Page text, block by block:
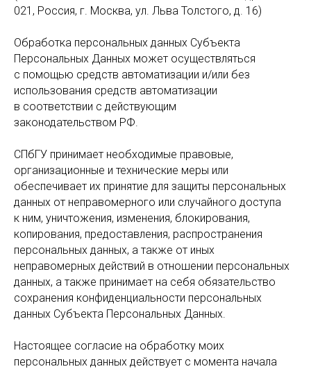
021, Россия, г. Москва, ул. Льва Толстого, д. 16)
Обработка персональных данных Субъекта
Персональных Данных может осуществляться
с помощью средств автоматизации и/или без
использования средств автоматизации
в соответствии с действующим
законодательством РФ.
СПбГУ принимает необходимые правовые,
организационные и технические меры или
обеспечивает их принятие для защиты персональных
данных от неправомерного или случайного доступа
к ним, уничтожения, изменения, блокирования,
копирования, предоставления, распространения
персональных данных, а также от иных
неправомерных действий в отношении персональных
данных, а также принимает на себя обязательство
сохранения конфиденциальности персональных
данных Субъекта Персональных Данных.
Настоящее согласие на обработку моих
персональных данных действует с момента начала